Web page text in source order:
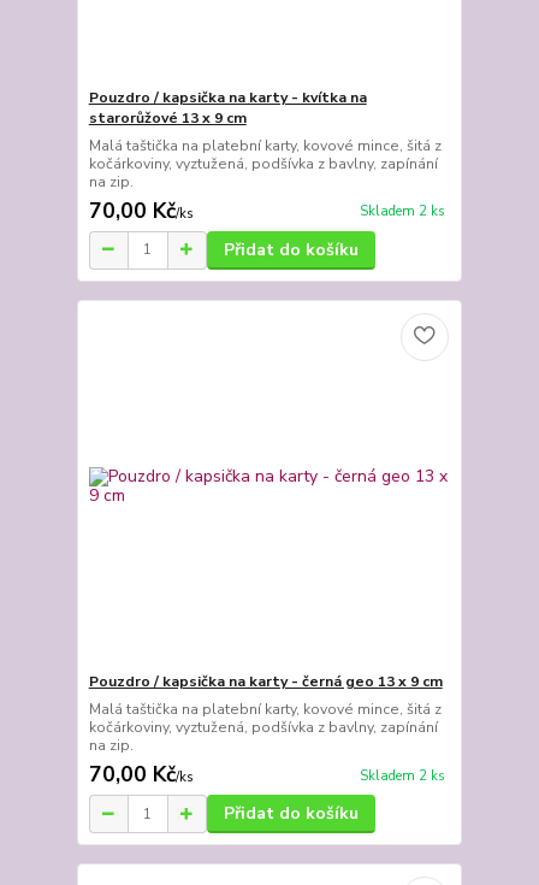
Pouzdro / kapsička na karty - kvítka na
starorůžové 13 x 9 cm
Malá taštička na platební karty, kovové mince, šitá z
kočárkoviny, vyztužená, podšívka z bavlny, zapínání
na zip.
70,00 Kč/ks Skladem 2 ks
Přidat do košíku
Pouzdro / kapsička na karty - černá geo 13 x 9 cm
Malá taštička na platební karty, kovové mince, šitá z
kočárkoviny, vyztužená, podšívka z bavlny, zapínání
na zip.
70,00 Kč/ks Skladem 2 ks
Přidat do košíku